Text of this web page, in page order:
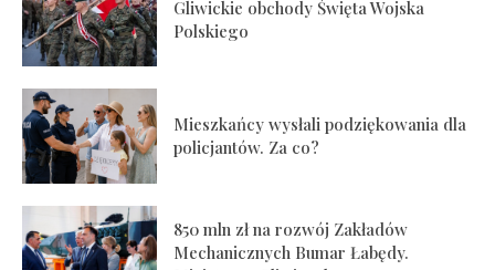
Gliwickie obchody Święta Wojska
Polskiego
Mieszkańcy wysłali podziękowania dla
policjantów. Za co?
850 mln zł na rozwój Zakładów
Mechanicznych Bumar Łabędy.